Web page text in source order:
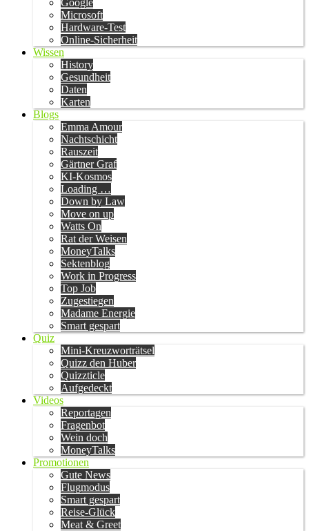
Google
Microsoft
Hardware-Test
Online-Sicherheit
Wissen
History
Gesundheit
Daten
Karten
Blogs
Emma Amour
Nachtschicht
Rauszeit
Gärtner Graf
KI-Kosmos
Loading …
Down by Law
Move on up
Watts On
Rat der Weisen
MoneyTalks
Sektenblog
Work in Progress
Top Job
Zugestiegen
Madame Energie
Smart gespart
Quiz
Mini-Kreuzworträtsel
Quizz den Huber
Quizzticle
Aufgedeckt
Videos
Reportagen
Fragenbot
Wein doch
MoneyTalks
Promotionen
Gute News
Flugmodus
Smart gespart
Reise-Glück
Meat & Greet